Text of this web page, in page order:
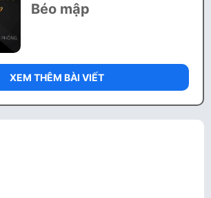
Béo mập
XEM THÊM BÀI VIẾT